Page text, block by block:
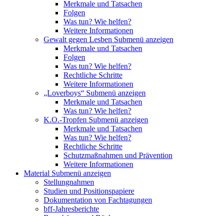
Merkmale und Tatsachen
Folgen
Was tun? Wie helfen?
Weitere Informationen
Gewalt gegen Lesben Submenü anzeigen
Merkmale und Tatsachen
Folgen
Was tun? Wie helfen?
Rechtliche Schritte
Weitere Informationen
„Loverboys“ Submenü anzeigen
Merkmale und Tatsachen
Was tun? Wie helfen?
K.O.-Tropfen Submenü anzeigen
Merkmale und Tatsachen
Was tun? Wie helfen?
Rechtliche Schritte
Schutzmaßnahmen und Prävention
Weitere Informationen
Material Submenü anzeigen
Stellungnahmen
Studien und Positionspapiere
Dokumentation von Fachtagungen
bff-Jahresberichte